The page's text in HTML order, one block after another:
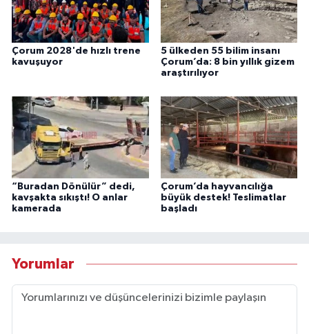
Çorum 2028'de hızlı trene
kavuşuyor
5 ülkeden 55 bilim insanı
Çorum’da: 8 bin yıllık gizem
araştırılıyor
“Buradan Dönülür” dedi,
kavşakta sıkıştı! O anlar
kamerada
Çorum’da hayvancılığa
büyük destek! Teslimatlar
başladı
Yorumlar